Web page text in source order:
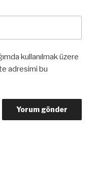
kullanılmak üzere
adresimi bu